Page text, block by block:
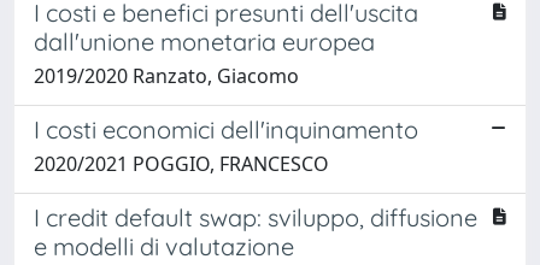
I costi e benefici presunti dell'uscita
dall'unione monetaria europea
2019/2020 Ranzato, Giacomo
I costi economici dell'inquinamento
2020/2021 POGGIO, FRANCESCO
I credit default swap: sviluppo, diffusione
e modelli di valutazione